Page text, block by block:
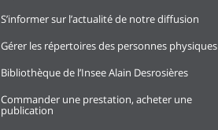
S’informer sur l’actualité de notre diffusion
Gérer les répertoires des personnes physiques
Bibliothèque de l’Insee Alain Desrosières
Commander une prestation, acheter une
publication